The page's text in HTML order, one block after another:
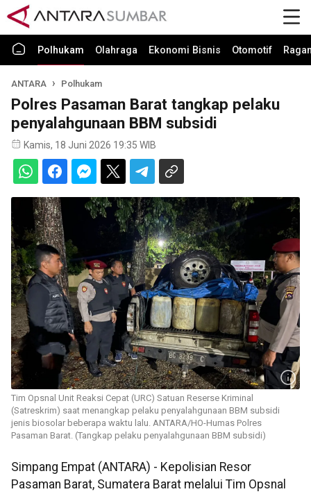
Polhukam Olahraga Ekonomi Bisnis Otomotif
ANTARA Polhukam
Polres Pasaman Barat tangkap pelaku
penyalahgunaan BBM subsidi
Kamis, 18 Juni 2026 19:35 WIB
Tim Opsnal Unit Reaksi Cepat (URC) Satuan Reserse Kriminal
(Satreskrim) saat menangkap pelaku penyalahgunaan BBM subsidi
jenis biosolar beberapa waktu lalu. ANTARA/HO-Humas Polres
Pasaman Barat. (Tangkap pelaku penyalahgunaan BBM subsidi)
Simpang Empat (ANTARA) - Kepolisian Resor
Pasaman Barat, Sumatera Barat melalui Tim Opsnal